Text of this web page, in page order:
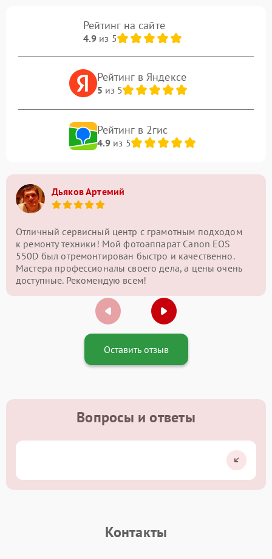
Рейтинг на сайте
4.9из 5
Рейтинг в Яндексе
5 из 5
Рейтинг в 2гис
4.9из 5
Дьяков Артемий
Отличный сервисный центр с грамотным подходом
к ремонту техники! Мой фотоаппарат Canon EOS
550D был отремонтирован быстро и качественно.
Мастера профессионалы своего дела, а цены очень
доступные. Рекомендую всем!
Оставить отзыв
Вопросы и ответы
Контакты